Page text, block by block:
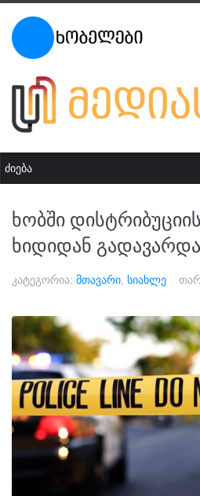
ხობში
ხიდიდან გადავარდა
კატეგორია: მთავარი სიახლე